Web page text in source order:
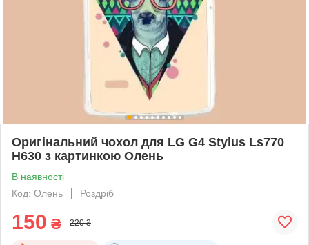
Оригінальний чохол для LG G4 Stylus Ls770
H630 з картинкою Олень
В наявності
Код: Олень
Роздріб
150 ₴ 220 ₴